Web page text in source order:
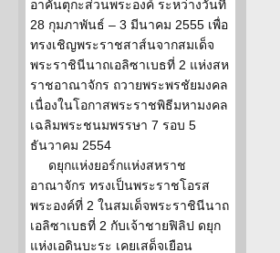
อาคันตุกะส่วนพระองค์ ระหว่างวันที่
28 กุมภาพันธ์ – 3 มีนาคม 2555 เพื่อ
ทรงเชิญพระราชสาส์นจากสมเด็จ
พระราชินีนาถเอลิซาเบธที่ 2 แห่งสห
ราชอาณาจักร ถวายพระพรชัยมงคล
เนื่องในโอกาสพระราชพิธีมหามงคล
เฉลิมพระชนมพรรษา 7 รอบ 5
ธันวาคม 2554
ดยุกแห่งยอร์กแห่งสหราช
อาณาจักร ทรงเป็นพระราชโอรส
พระองค์ที่ 2 ในสมเด็จพระราชินีนาถ
เอลิซาเบธที่ 2 กับเจ้าชายฟิลิป ดยุก
แห่งเอดินบะระ เคยเสด็จเยือน